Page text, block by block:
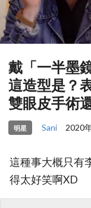
戴「一半墨
這造型是？
雙眼皮手術
明星 Sani 2020
這種事大概只有
得太好笑啊XD